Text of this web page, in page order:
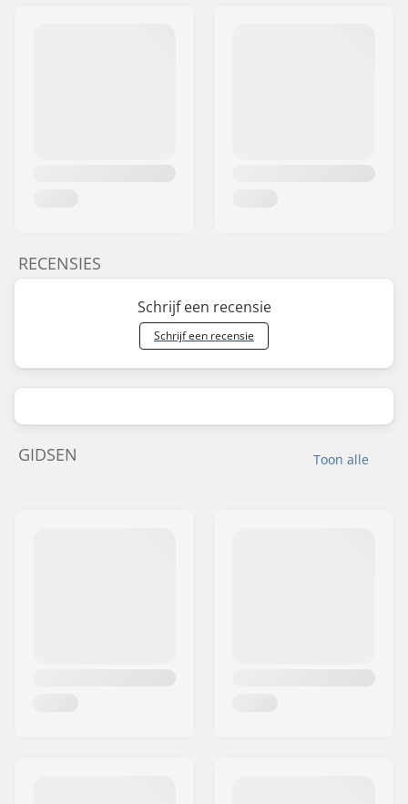
RECENSIES
Schrijf een recensie
Schrijf een recensie
Toon alle
GIDSEN